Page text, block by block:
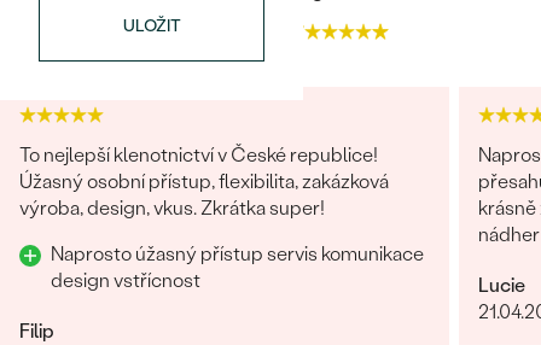
Přírodní
ULOŽIT
4.9 4.7
To nejlepší klenotnictví v České republice!
Úžasný osobní přístup, flexibilita, zakázková
výroba, design, vkus. Zkrátka super!
Naprosto úžasný přístup servis komunikace
design vstřícnost
Filip
krásně
Lucie